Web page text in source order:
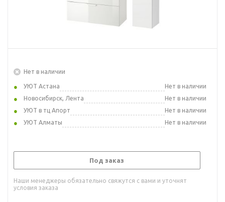
Нет в наличии
УЮТ Астана
Нет в наличии
Новосибирск, Лента
Нет в наличии
УЮТ в тц Апорт
Нет в наличии
УЮТ Алматы
Нет в наличии
Под заказ
Наши менеджеры обязательно свяжутся с вами и уточнят
условия заказа